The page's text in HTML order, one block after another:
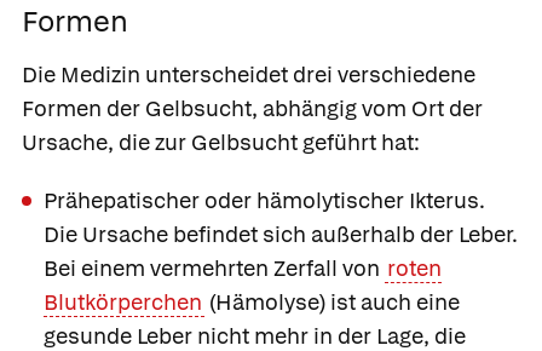
Formen
Die Medizin unterscheidet drei verschiedene
Formen der Gelbsucht, abhängig vom Ort der
Ursache, die zur Gelbsucht geführt hat:
Prähepatischer oder hämolytischer Ikterus.
Die Ursache befindet sich außerhalb der Leber.
Bei einem vermehrten Zerfall von roten
Blutkörperchen (Hämolyse) ist auch eine
gesunde Leber nicht mehr in der Lage, die